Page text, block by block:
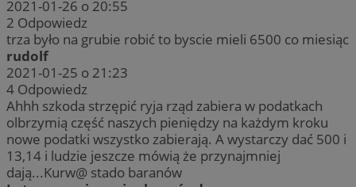
2021-01-26 o 20:55
2 Odpowiedz
trza było na grubie robić to byscie mieli 6500 co miesiąc
rudolf
2021-01-25 o 21:23
4 Odpowiedz
Ahhh szkoda strzępić ryja rząd zabiera w podatkach
olbrzymią część naszych pieniędzy na każdym kroku
nowe podatki wszystko zabierają. A wystarczy dać 500 i
13,14 i ludzie jeszcze mówią że przynajmniej
dają...Kurw@ stado baranów